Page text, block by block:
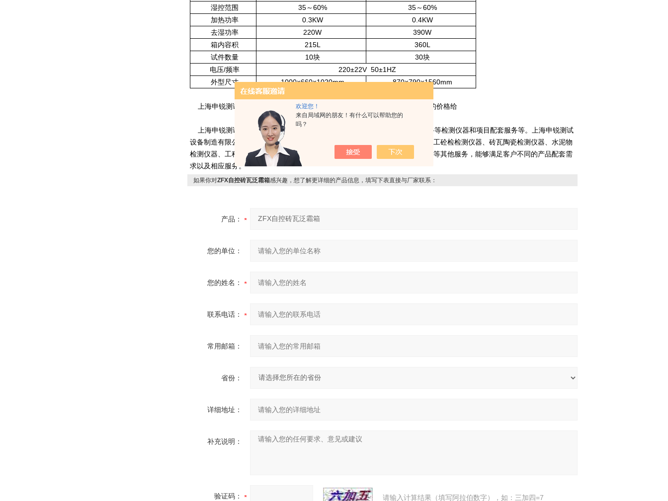
欢迎您！
来自局域网的朋友！有什么可以帮助您的
吗？
湿控范围
35～60%
35～60%
加热功率
0.3KW
0.4KW
去湿功率
220W
390W
箱内容积
215L
360L
试件数量
10块
30块
电压/频率
220±22V 50±1HZ
外型尺寸
1000×660×1020mm 870×790×1560mm
上海申锐测试设备制造有限公司咨询，关于ZFX砖瓦泛霜箱，我们将提供*惠的价格给
上海申锐测试设备制造有限公司可以高效快捷的为客户提供建筑，建材，公路等检测仪器和项目配套服务等。上海申锐测试
设备制造有限公司的产品涵盖了检测仪器的大部分关键环节，具体产品包括：建工砼检检测仪器、砖瓦陶瓷检测仪器、水泥物
检测仪器、工程质量现场检测、土工合成材料试验仪器、公路工程集料试验仪器等其他服务，能够满足客户不同的产品配套需
求以及相应服务。
如果你对ZFX自控砖瓦泛霜箱感兴趣，想了解更详细的产品信息，填写下表直接与厂家联系：
产品：
您的单位：
您的姓名：
联系电话：
常用邮箱：
省份：
详细地址：
补充说明：
验证码： 请输入计算结果（填写阿拉伯数字），如：三加四=7